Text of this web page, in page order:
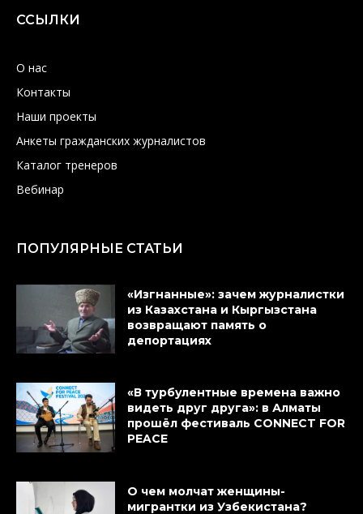
ССЫЛКИ
О нас
Контакты
Наши проекты
Анкеты гражданских журналистов
Каталог тренеров
Вебинар
ПОПУЛЯРНЫЕ СТАТЬИ
«Изгнанные»: зачем журналистки
из Казахстана и Кыргызстана
возвращают память о
депортациях
«В турбулентные времена важно
видеть друг друга»: в Алматы
прошёл фестиваль CONNECT FOR
PEACE
О чем молчат женщины-
мигрантки из Узбекистана?